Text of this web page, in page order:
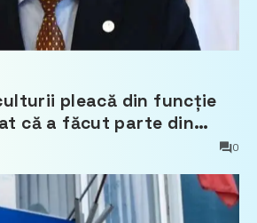
pleacă din funcție
că a făcut parte din
0